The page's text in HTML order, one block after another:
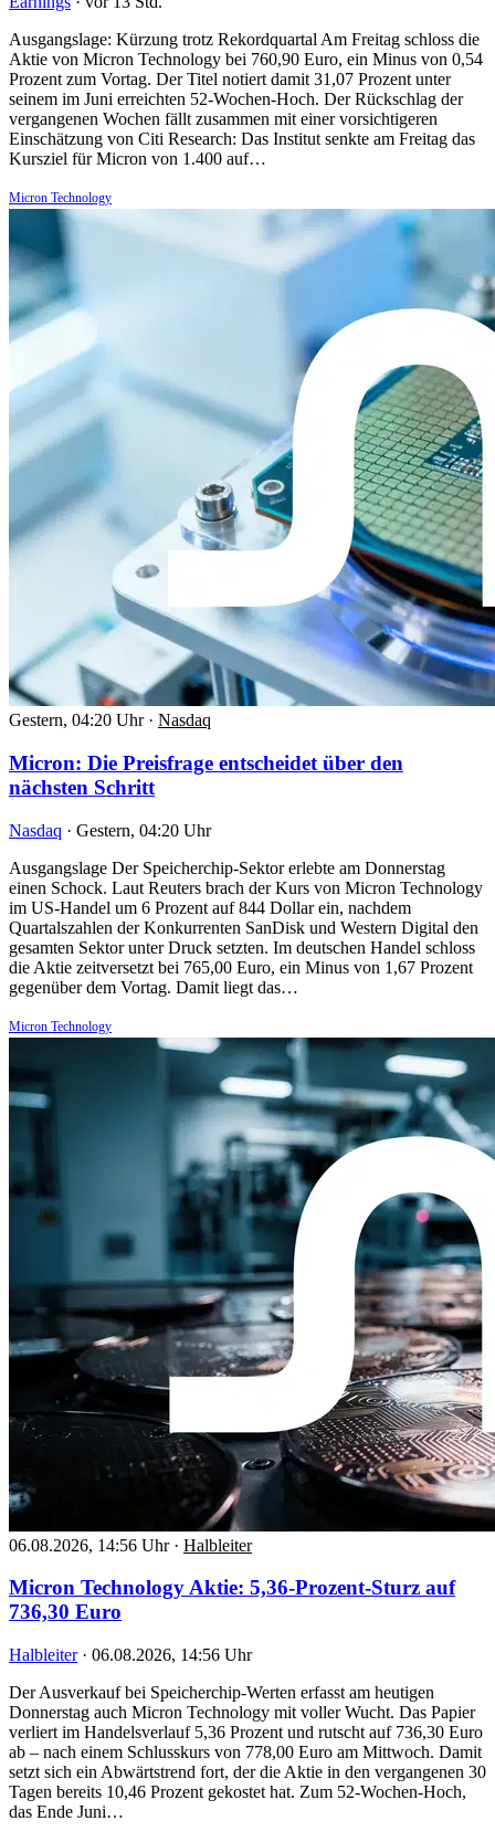
Ausgangslage: Kürzung trotz Rekordquartal Am Freitag schloss die
Aktie von Micron Technology bei 760,90 Euro, ein Minus von 0,54
Prozent zum Vortag. Der Titel notiert damit 31,07 Prozent unter
seinem im Juni erreichten 52-Wochen-Hoch. Der Rückschlag der
vergangenen Wochen fällt zusammen mit einer vorsichtigeren
Einschätzung von Citi Research: Das Institut senkte am Freitag das
Kursziel für Micron von 1.400 auf…
Micron Technology
Gestern, 04:20 Uhr · Nasdaq
Micron: Die Preisfrage entscheidet über den
nächsten Schritt
Nasdaq · Gestern, 04:20 Uhr
Ausgangslage Der Speicherchip-Sektor erlebte am Donnerstag
einen Schock. Laut Reuters brach der Kurs von Micron Technology
im US-Handel um 6 Prozent auf 844 Dollar ein, nachdem
Quartalszahlen der Konkurrenten SanDisk und Western Digital den
gesamten Sektor unter Druck setzten. Im deutschen Handel schloss
die Aktie zeitversetzt bei 765,00 Euro, ein Minus von 1,67 Prozent
gegenüber dem Vortag. Damit liegt das…
Micron Technology
06.08.2026, 14:56 Uhr · Halbleiter
Micron Technology Aktie: 5,36-Prozent-Sturz auf
736,30 Euro
Halbleiter · 06.08.2026, 14:56 Uhr
Der Ausverkauf bei Speicherchip-Werten erfasst am heutigen
Donnerstag auch Micron Technology mit voller Wucht. Das Papier
verliert im Handelsverlauf 5,36 Prozent und rutscht auf 736,30 Euro
ab – nach einem Schlusskurs von 778,00 Euro am Mittwoch. Damit
setzt sich ein Abwärtstrend fort, der die Aktie in den vergangenen 30
Tagen bereits 10,46 Prozent gekostet hat. Zum 52-Wochen-Hoch,
das Ende Juni…